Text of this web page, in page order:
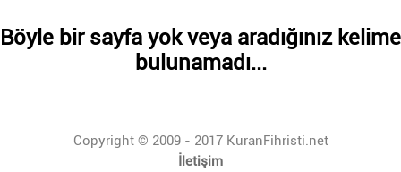
Böyle bir sayfa yok veya aradığınız kelime
bulunamadı...
Copyright © 2009 - 2017 KuranFihristi.net
İletişim